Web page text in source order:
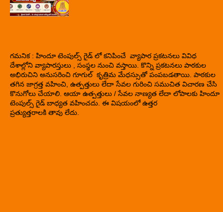
గమనిక : హిందూ టెంపుల్స్ గైడ్ లో కనిపించే వ్యాపార ప్రకటనలు వివిధ
దేశాల్లోని వ్యాపారస్తులు , సంస్థల నుంచి వస్తాయి. కొన్ని ప్రకటనలు పాఠకుల
అభిరుచిని అనుసరించి గూగుల్ కృత్రిమ మేధస్సుతో పంపబడతాయి. పాఠకుల
తగిన జాగ్రత్త వహించి, ఉత్పత్తులు లేదా సేవల గురించి సముచిత విచారణ చేసి
కొనుగోలు చేయాలి. ఆయా ఉత్పత్తులు / సేవల నాణ్యత లేదా లోపాలకు హిందూ
టెంపుల్స్ గైడ్ బాధ్యత వహించదు. ఈ విషయంలో ఉత్తర
ప్రత్యుత్తరాలకి తావు లేదు.